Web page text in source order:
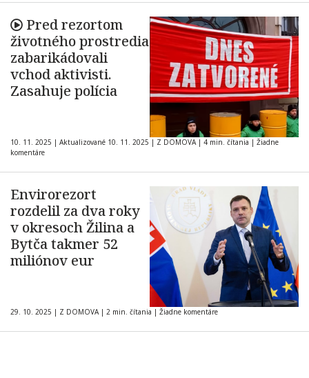
Pred rezortom
životného prostredia
zabarikádovali
vchod aktivisti.
Zasahuje polícia
10. 11. 2025 | Aktualizované 10. 11. 2025 | Z DOMOVA | 4 min. čítania | Žiadne
komentáre
Envirorezort
rozdelil za dva roky
v okresoch Žilina a
Bytča takmer 52
miliónov eur
29. 10. 2025 | Z DOMOVA | 2 min. čítania | Žiadne komentáre